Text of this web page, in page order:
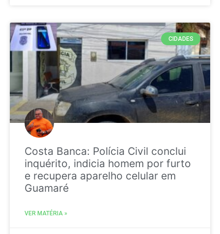
CIDADES
Costa Banca: Polícia Civil conclui
inquérito, indicia homem por furto
e recupera aparelho celular em
Guamaré
VER MATÉRIA »